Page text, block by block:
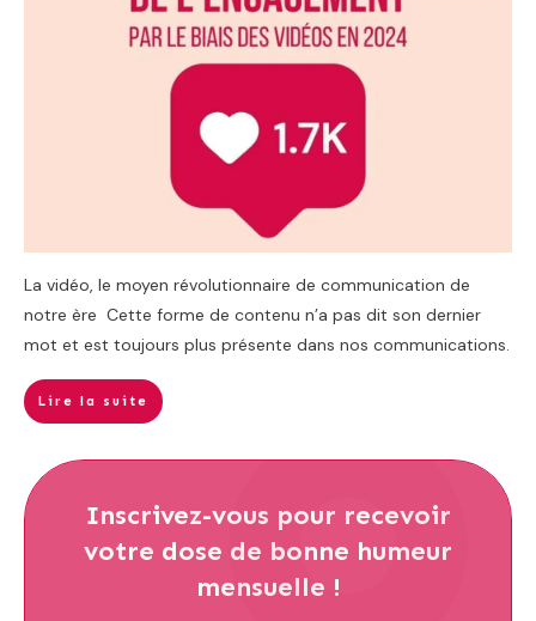
La vidéo, le moyen révolutionnaire de communication de
notre ère Cette forme de contenu n’a pas dit son dernier
mot et est toujours plus présente dans nos communications.
Lire la suite
Inscrivez-vous pour recevoir
votre dose de bonne humeur
mensuelle !